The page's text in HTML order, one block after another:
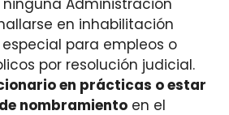
en inhabilitación
para empleos o
por resolución judicial.
en prácticas o estar
nombramiento en el